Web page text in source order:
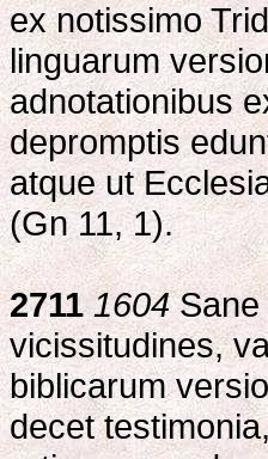
ex notissimo
linguarum
adnotationibus
depromptis
atque ut
(Gn 11, 1).
2711 1604Sane
vicissitudines,
biblicarum
decet